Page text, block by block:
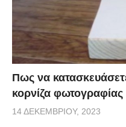
Πως να
κορνίζα φωτογραφίας
14 ΔΕΚΕΜΒΡΊΟΥ, 2023